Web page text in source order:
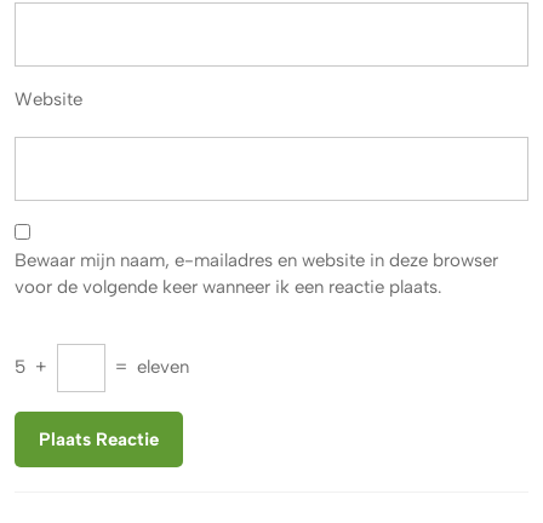
Website
Bewaar mijn naam, e-mailadres en website in deze browser
voor de volgende keer wanneer ik een reactie plaats.
5 + = eleven